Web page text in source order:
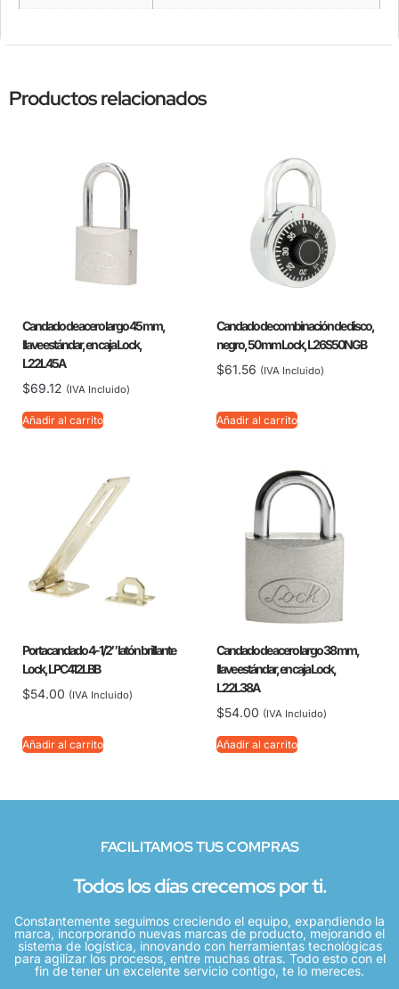
Productos relacionados
Candado de acero largo 45 mm,
llave estándar, en caja Lock,
L22L45A
$69.12 (IVA Incluido)
Añadir al carrito
Candado de combinación de disco,
negro, 50 mm Lock, L26S50NGB
$61.56 (IVA Incluido)
Añadir al carrito
Portacandado 4-1/2″ latón brillante
Lock, LPC412LBB
$54.00 (IVA Incluido)
Añadir al carrito
Candado de acero largo 38 mm,
llave estándar, en caja Lock,
L22L38A
$54.00 (IVA Incluido)
Añadir al carrito
FACILITAMOS TUS COMPRAS
Todos los días crecemos por ti.
Constantemente seguimos creciendo el equipo, expandiendo la
marca, incorporando nuevas marcas de producto, mejorando el
sistema de logística, innovando con herramientas tecnológicas
para agilizar los procesos, entre muchas otras. Todo esto con el
fin de tener un excelente servicio contigo, te lo mereces.